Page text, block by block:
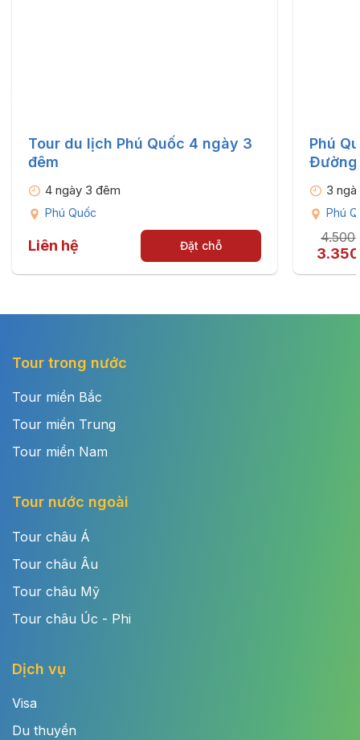
Tour du lịch Phú Quốc 4 ngày 3
đêm
4 ngày 3 đêm
Phú Quốc
Liên hệ Đặt chỗ
Phú
Đường
3
Phú
Tour trong nước
Tour miền Bắc
Tour miền Trung
Tour miền Nam
Tour nước ngoài
Tour châu Á
Tour châu Âu
Tour châu Mỹ
Tour châu Úc - Phi
Dịch vụ
Visa
Du thuyền